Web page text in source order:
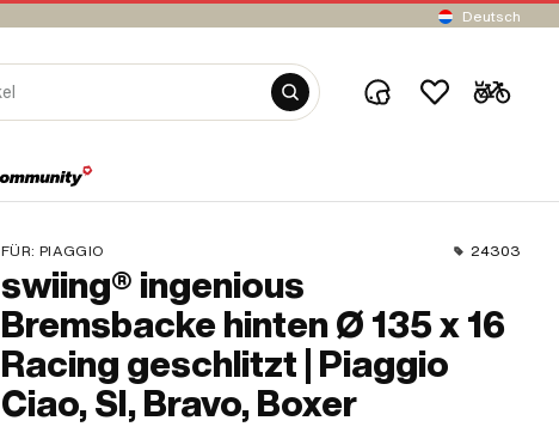
Deutsch
FÜR: PIAGGIO 24303
swiing® ingenious
Bremsbacke hinten Ø 135 x 16
Racing geschlitzt | Piaggio
Ciao, SI, Bravo, Boxer